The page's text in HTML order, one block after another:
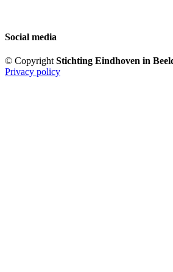
Social media
© CopyrightStichting Eindhoven in
Privacy policy